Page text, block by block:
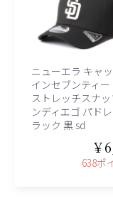
ニューエラ キャ
インセブンティー
ストレッチスナッ
ンディエゴ パド
ラック 黒 sd
￥
638ポ